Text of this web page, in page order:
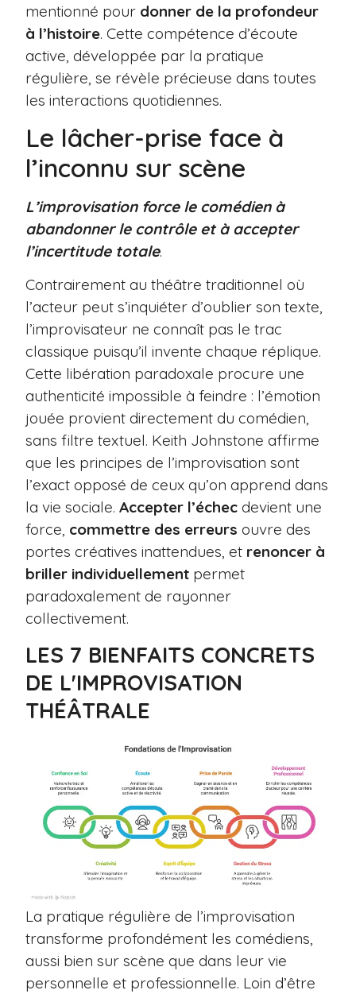
mentionné pour donner de la profondeur
à l’histoire. Cette compétence d’écoute
active, développée par la pratique
régulière, se révèle précieuse dans toutes
les interactions quotidiennes.
Le lâcher-prise face à
l’inconnu sur scène
L’improvisation force le comédien à
abandonner le contrôle et à accepter
l’incertitude totale.
Contrairement au théâtre traditionnel où
l’acteur peut s’inquiéter d’oublier son texte,
l’improvisateur ne connaît pas le trac
classique puisqu’il invente chaque réplique.
Cette libération paradoxale procure une
authenticité impossible à feindre : l’émotion
jouée provient directement du comédien,
sans filtre textuel. Keith Johnstone affirme
que les principes de l’improvisation sont
l’exact opposé de ceux qu’on apprend dans
la vie sociale.Accepter l’échec devient une
force, commettre des erreurs ouvre des
portes créatives inattendues, et renoncer à
briller individuellement permet
paradoxalement de rayonner
collectivement.
LES 7 BIENFAITS CONCRETS
DE L'IMPROVISATION
THÉÂTRALE
La pratique régulière de l’improvisation
transforme profondément les comédiens,
aussi bien sur scène que dans leur vie
personnelle et professionnelle. Loin d’être